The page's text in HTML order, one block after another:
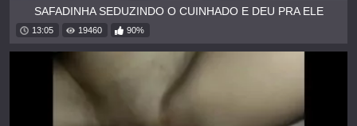
SAFADINHA SEDUZINDO O CUINHADO E DEU PRA ELE
13:05 19460 90%